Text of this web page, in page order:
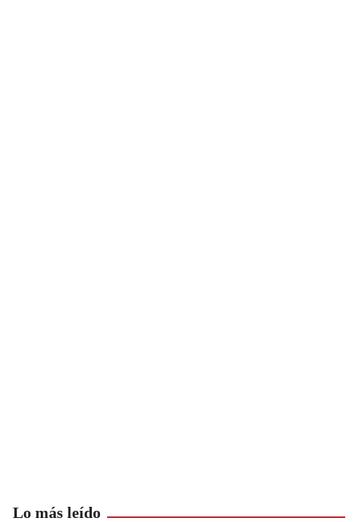
Lo más leído